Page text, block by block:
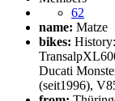
62
name: Matze
bikes:
Ducati
(seit1996),